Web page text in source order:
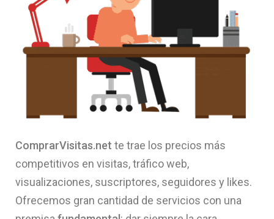
ComprarVisitas.net te trae los precios más
competitivos en visitas, tráfico web,
visualizaciones, suscriptores, seguidores y likes.
Ofrecemos gran cantidad de servicios con una